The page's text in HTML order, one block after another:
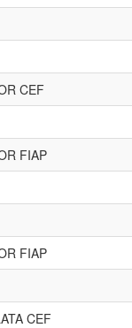
CEF
FIAP
FIAP
CEF